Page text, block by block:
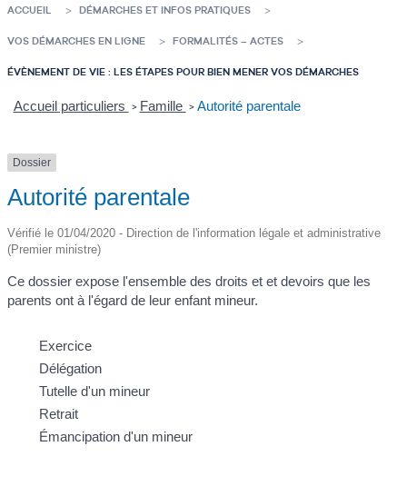
ACCUEIL DÉMARCHES ET INFOS PRATIQUES
VOS DÉMARCHES EN LIGNE FORMALITÉS – ACTES
ÉVÈNEMENT DE VIE : LES ÉTAPES POUR BIEN MENER VOS DÉMARCHES
Accueil particuliers > Famille > Autorité parentale
Dossier
Autorité parentale
Vérifié le 01/04/2020 - Direction de l'information légale et administrative
(Premier ministre)
Ce dossier expose l'ensemble des droits et et devoirs que les
parents ont à l'égard de leur enfant mineur.
Exercice
Délégation
Tutelle d'un mineur
Retrait
Émancipation d'un mineur